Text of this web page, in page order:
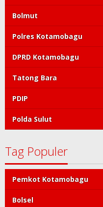
Bolmut
Polres Kotamobagu
DPRD Kotamobagu
Tatong Bara
PDIP
Polda Sulut
Tag Populer
Pemkot Kotamobagu
Bolsel